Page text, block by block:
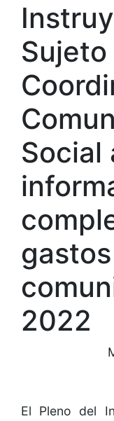
Social
2022
El Pleno del